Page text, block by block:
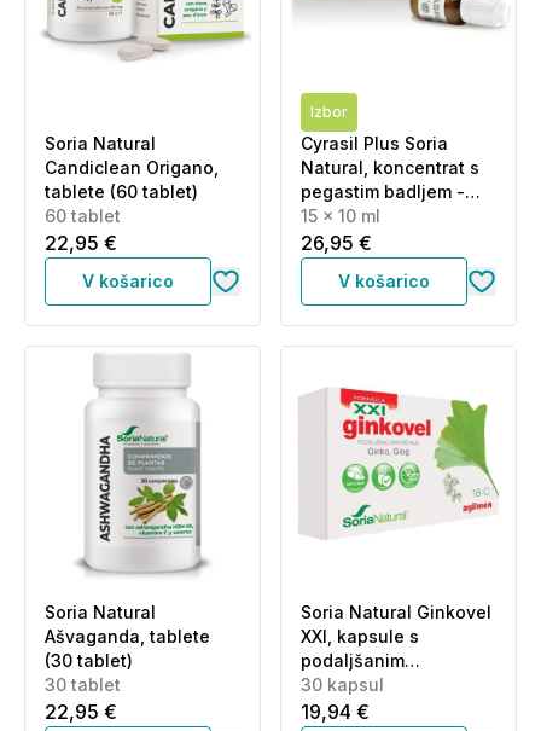
Soria Natural
Candiclean Origano,
tablete (60 tablet)
60 tablet
22,95 €
V košarico
Izbor
Cyrasil Plus Soria
Natural, koncentrat s
pegastim badljem -
viale (15 x 10 ml)
15 x 10 ml
26,95 €
V košarico
Soria Natural
Ašvaganda, tablete
(30 tablet)
30 tablet
22,95 €
Soria Natural Ginkovel
XXI, kapsule s
podaljšanim
sproščanjem (30
kapsul)
30 kapsul
19,94 €